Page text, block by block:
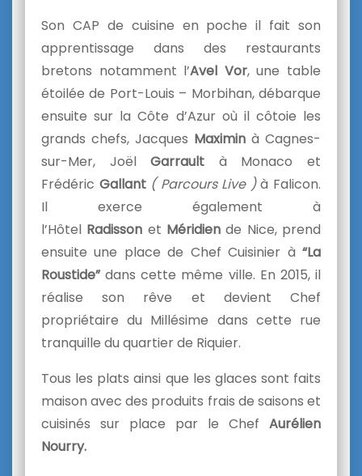
Son CAP de cuisine en poche il fait son
apprentissage dans des restaurants
bretons notamment l’Avel Vor, une table
étoilée de Port-Louis – Morbihan, débarque
ensuite sur la Côte d’Azur où il côtoie les
grands chefs, Jacques Maximin à Cagnes-
sur-Mer, JoëlGarrault à Monaco et
Frédéric Gallant ( Parcours Live )à Falicon.
Il exerce également à
l’Hôtel Radisson et Méridien de Nice, prend
ensuite une place de Chef Cuisinier à “La
Roustide”dans cette même ville. En 2015, il
réalise son rêve et devient Chef
propriétaire du Millésime dans cette rue
tranquille du quartier de Riquier.
Tous les plats ainsi que les glaces sont faits
maison avec des produits frais de saisons et
cuisinés sur place par le Chef Aurélien
Nourry.